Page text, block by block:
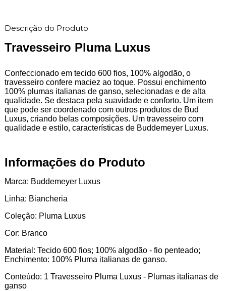
Descrição do Produto
Travesseiro Pluma Luxus
Confeccionado em tecido 600 fios, 100% algodão, o
travesseiro confere maciez ao toque. Possui enchimento
100% plumas italianas de ganso, selecionadas e de alta
qualidade. Se destaca pela suavidade e conforto. Um item
que pode ser coordenado com outros produtos de Bud
Luxus, criando belas composições. Um travesseiro com
qualidade e estilo, características de Buddemeyer Luxus.
Informações do Produto
Marca: Buddemeyer Luxus
Linha: Biancheria
Coleção: Pluma Luxus
Cor: Branco
Material: Tecido 600 fios; 100% algodão - fio penteado;
Enchimento: 100% Pluma italianas de ganso.
Conteúdo: 1 Travesseiro Pluma Luxus - Plumas italianas de
ganso